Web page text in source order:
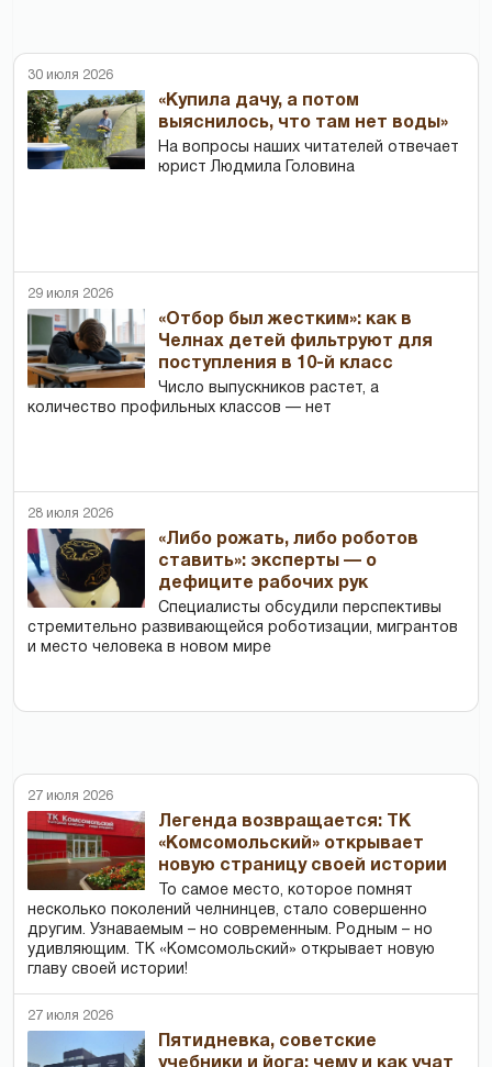
30 июля 2026
«Купила дачу, а потом
выяснилось, что там нет воды»
На вопросы наших читателей отвечает
юрист Людмила Головина
29 июля 2026
«Отбор был жестким»: как в
Челнах детей фильтруют для
поступления в 10-й класс
Число выпускников растет, а
количество профильных классов — нет
28 июля 2026
«Либо рожать, либо роботов
ставить»: эксперты — о
дефиците рабочих рук
Специалисты обсудили перспективы
стремительно развивающейся роботизации, мигрантов
и место человека в новом мире
27 июля 2026
Легенда возвращается: ТК
«Комсомольский» открывает
новую страницу своей истории
То самое место, которое помнят
несколько поколений челнинцев, стало совершенно
другим. Узнаваемым – но современным. Родным – но
удивляющим. ТК «Комсомольский» открывает новую
главу своей истории!
27 июля 2026
Пятидневка, советские
учебники и йога: чему и как учат